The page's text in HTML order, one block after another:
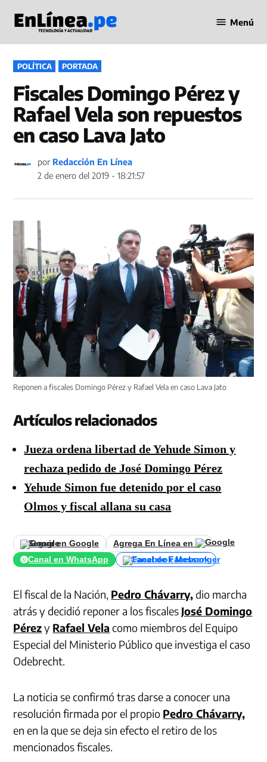
contenido
en Línea
Menú
PUBLICADO
EN
POLÍTICA PORTADA
Fiscales Domingo Pérez y
Rafael Vela son repuestos
en caso Lava Jato
por Redacción En Línea
2 de enero del 2019 - 18:21:57
Reponen a fiscales Domingo Pérez y Rafael Vela en caso Lava Jato
Artículos relacionados
Jueza ordena libertad de Yehude Simon y
rechaza pedido de José Domingo Pérez
Yehude Simon fue detenido por el caso
Olmos y fiscal allana su casa
Seguir en Google
Agrega En Línea en
Canal en WhatsApp
Canal de Facebook
El fiscal de la Nación, Pedro Chávarry,dio marcha
atrás y decidió reponer a los fiscales José Domingo
Pérezy Rafael Vela como miembros del Equipo
Especial del Ministerio Público que investiga el caso
Odebrecht.
La noticia se confirmó tras darse a conocer una
resolución firmada por el propio Pedro Chávarry,
en en la que se deja sin efecto el retiro de los
mencionados fiscales.